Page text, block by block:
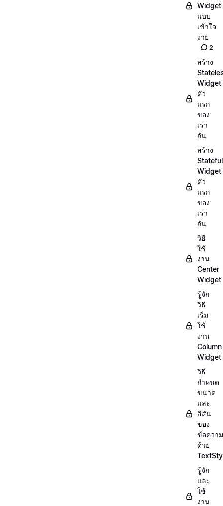
Widget
แบบ
เข้าใจ
ง่าย
2
สร้าง
Widget
ตัว
แรก
ของ
เรา
กัน
สร้าง
Stateful
Widget
ตัว
แรก
ของ
เรา
กัน
วิธี
ใช้
งาน
Center
Widget
รู้จัก
วิธี
เริ่ม
ใช้
งาน
Column
Widget
วิธี
กำหนด
ขนาด
และ
สีสัน
ของ
ข้อความ
ด้วย
รู้จัก
และ
ใช้
งาน